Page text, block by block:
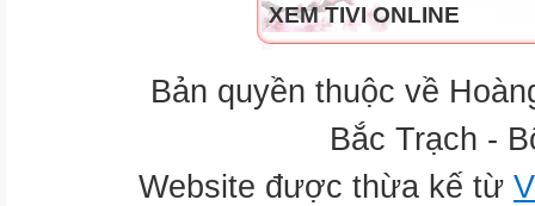
XEM TIVI ONLINE
Bản quyền thuộc về
Bắc Trạch -
Website được thừa kế từ